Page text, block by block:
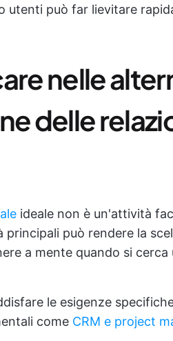
utenti può far lievitare
nelle
delle
ideale non è un'attività
può rendere la
a mente quando si
le esigenze
come CRM e project